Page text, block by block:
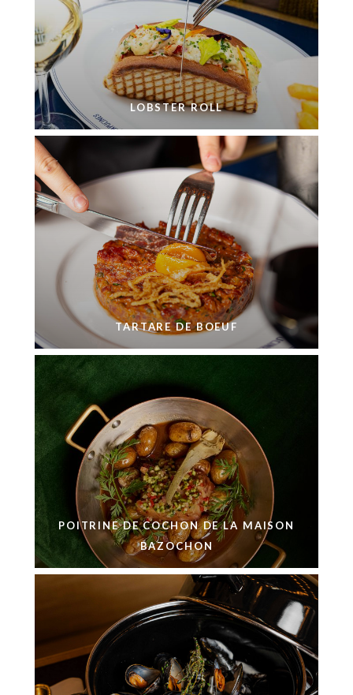
LOBSTER ROLL
TARTARE DE BOEUF
POITRINE DE COCHON DE LA MAISON
BAZOCHON